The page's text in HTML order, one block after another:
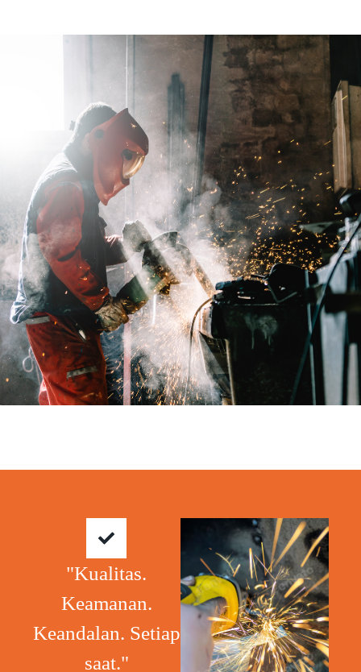
"Kualitas.
Keamanan.
Keandalan. Setiap
saat."